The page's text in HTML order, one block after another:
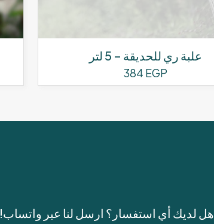
علبة ري للحديقة – 5 لتر
384 EGP
هل لديك أي استفسار؟ ارسل لنا عبر واتساب!